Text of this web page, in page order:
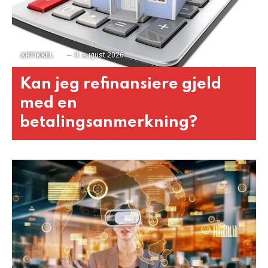
ARTIKKEL 4. august 2026
Kan jeg refinansiere gjeld
med en
betalingsanmerkning?